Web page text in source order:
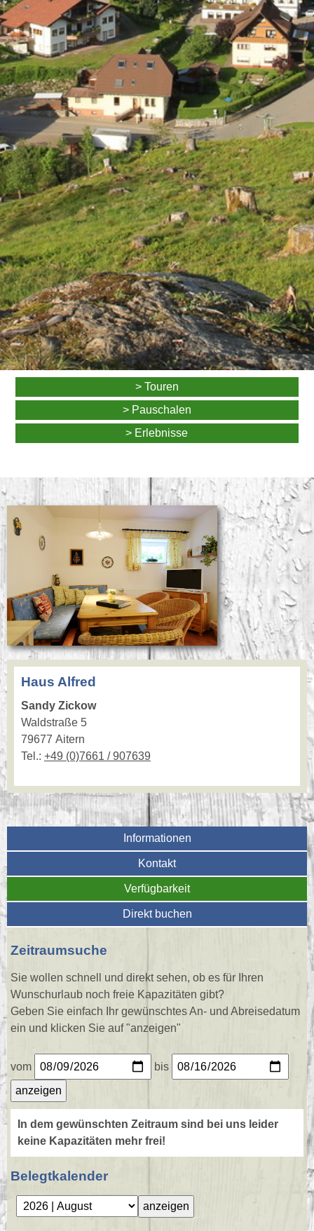
> Touren
> Pauschalen
> Erlebnisse
Haus Alfred
Sandy Zickow
Waldstraße 5
79677 Aitern
Tel.: +49 (0)7661 / 907639
Informationen
Kontakt
Verfügbarkeit
Direkt buchen
Zeitraumsuche
Sie wollen schnell und direkt sehen, ob es für Ihren
Wunschurlaub noch freie Kapazitäten gibt?
Geben Sie einfach Ihr gewünschtes An- und Abreisedatum
ein und klicken Sie auf "anzeigen"
vom bis
In dem gewünschten Zeitraum sind bei uns leider
keine Kapazitäten mehr frei!
Belegtkalender